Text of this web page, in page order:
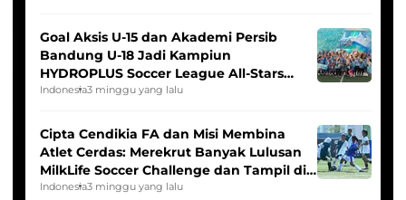
Goal Aksis U-15 dan Akademi Persib
Bandung U-18 Jadi Kampiun
HYDROPLUS Soccer League All-Stars
2025/2026
Indonesia3 minggu yang lalu
Cipta Cendikia FA dan Misi Membina
Atlet Cerdas: Merekrut Banyak Lulusan
MilkLife Soccer Challenge dan Tampil di
HYDROPLUS Soccer League
Indonesia3 minggu yang lalu